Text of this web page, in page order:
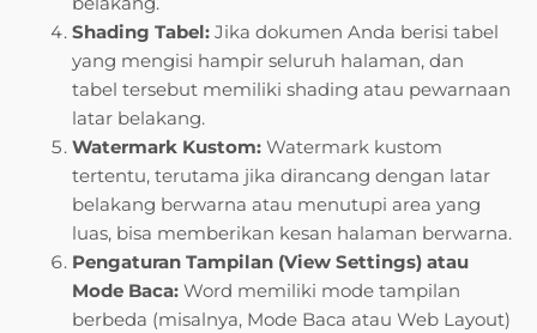
Shading Tabel: Jika dokumen Anda berisi tabel
yang mengisi hampir seluruh halaman, dan
tabel tersebut memiliki shading atau pewarnaan
latar belakang.
Watermark Kustom: Watermark kustom
tertentu, terutama jika dirancang dengan latar
belakang berwarna atau menutupi area yang
luas, bisa memberikan kesan halaman berwarna.
Pengaturan Tampilan (View Settings) atau
Mode Baca: Word memiliki mode tampilan
berbeda (misalnya, Mode Baca atau Web Layout)